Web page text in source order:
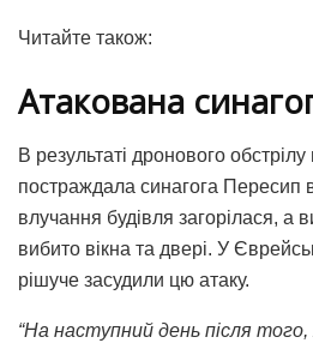
Читайте також:
Атакована
В результаті дронового обстрілу
постраждала синагога Пересип
влучання будівля загорілася,
вибито вікна та двері. У
рішуче засудили цю атаку.
“На наступний день після